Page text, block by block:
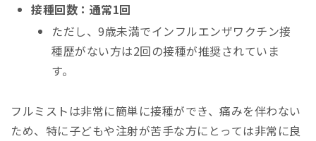
接種回数：通常1回
ただし、9歳未満でインフルエンザワクチン接
種歴がない方は2回の接種が推奨されていま
す。
フルミストは非常に簡単に接種ができ、痛みを伴わない
ため、特に子どもや注射が苦手な方にとっては非常に良